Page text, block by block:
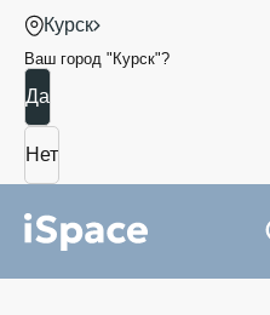
Курск
Ваш город " Курск"?